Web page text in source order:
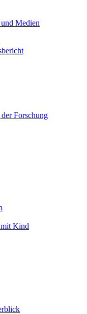
Medien
Forschung
mit Kind